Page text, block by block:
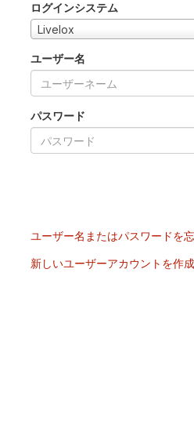
ログインシステム
Livelox
ユーザー名
パスワード
ユーザー名またはパスワードを
新しいユーザーアカウントを作